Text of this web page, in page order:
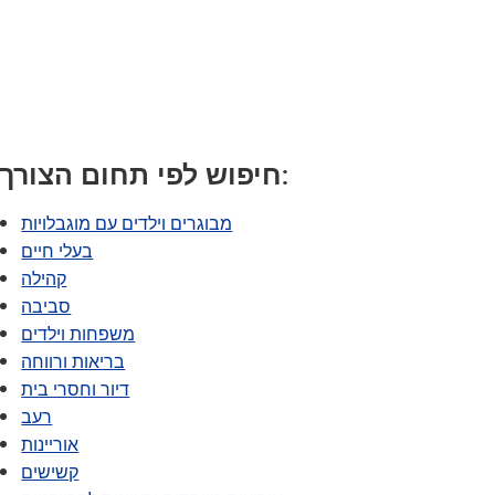
חיפוש לפי תחום הצורך:
מבוגרים וילדים עם מוגבלויות
בעלי חיים
קהילה
סביבה
משפחות וילדים
בריאות ורווחה
דיור וחסרי בית
רעב
אוריינות
קשישים